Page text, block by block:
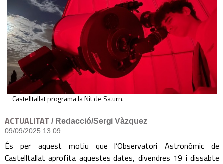
Castelltallat programa la Nit de Saturn.
ACTUALITAT / Redacció/Sergi Vàzquez
09/09/2025 13:09
És per aquest motiu que l’Observatori Astronòmic de
Castelltallat aprofita aquestes dates, divendres 19 i dissabte